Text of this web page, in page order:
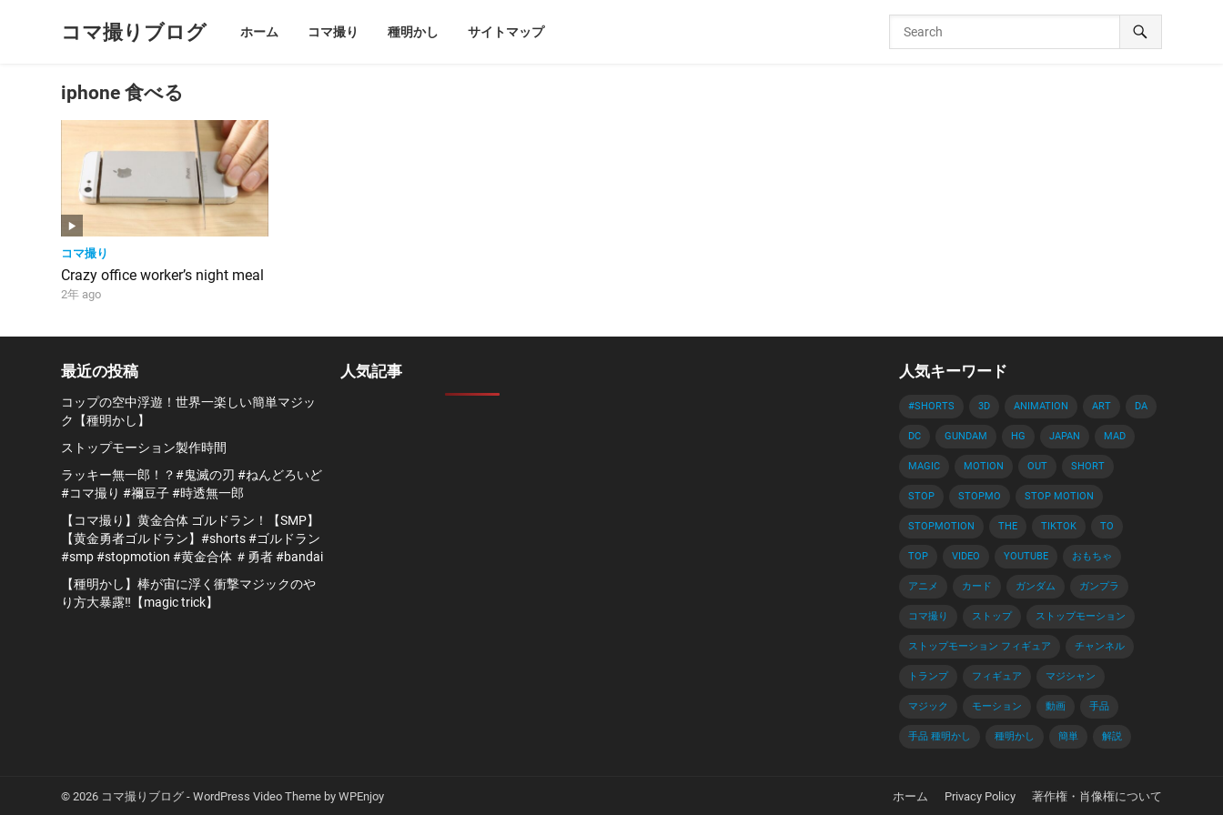
コマ撮りブログ ホーム コマ撮り 種明かし サイトマップ
iphone 食べる
コマ撮り
Crazy office worker’s night meal
2年 ago
最近の投稿
コップの空中浮遊！世界一楽しい簡単マジッ
ク【種明かし】
ストップモーション製作時間
ラッキー無一郎！？#鬼滅の刃 #ねんどろいど
#コマ撮り #禰豆子 #時透無一郎
【コマ撮り】黄金合体 ゴルドラン！【SMP】
【黄金勇者ゴルドラン】#shorts #ゴルドラン
#smp #stopmotion #黄金合体 ＃勇者 #bandai
【種明かし】棒が宙に浮く衝撃マジックのや
り方大暴露‼️【magic trick】
人気記事 人気キーワード
#SHORTS 3D ANIMATION ART DA
DC GUNDAM HG JAPAN MAD
MAGIC MOTION OUT SHORT
STOP STOPMO STOP MOTION
STOPMOTION THE TIKTOK TO
TOP VIDEO YOUTUBE おもちゃ
アニメ カード ガンダム ガンプラ
コマ撮り ストップ ストップモーション
ストップモーション フィギュア チャンネル
トランプ フィギュア マジシャン
マジック モーション 動画 手品
手品 種明かし 種明かし 簡単 解説
© 2026 コマ撮りブログ -WordPress Video Theme byWPEnjoy ホーム Privacy Policy 著作権・肖像権について